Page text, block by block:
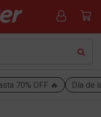
70% OFF 🔥 Día de